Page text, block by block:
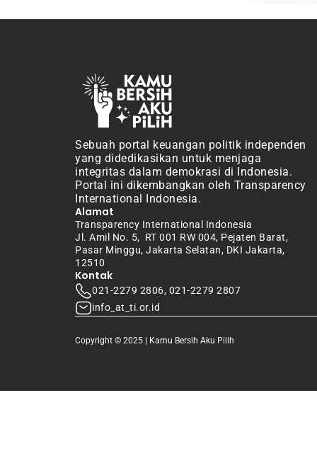
Sebuah portal keuangan politik independen
yang didedikasikan untuk menjaga
integritas dalam demokrasi di Indonesia.
Portal ini dikembangkan oleh Transparency
International Indonesia.
Alamat
Transparency International Indonesia
Jl. Amil No. 5,  RT 001 RW 004, Pejaten Barat,
Pasar Minggu, Jakarta Selatan, DKI Jakarta,
12510
Kontak
021-2279 2806, 021-2279 2807
info_at_ti.or.id
Copyright © 2025 | Kamu Bersih Aku Pilih